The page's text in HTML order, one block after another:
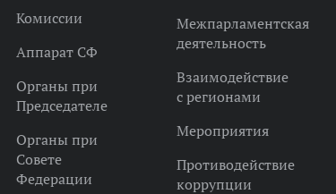
Комиссии
Аппарат СФ
Органы при
Председателе
Органы при
Совете
Федерации
Межпарламентская
деятельность
Взаимодействие
с регионами
Мероприятия
Противодействие
коррупции